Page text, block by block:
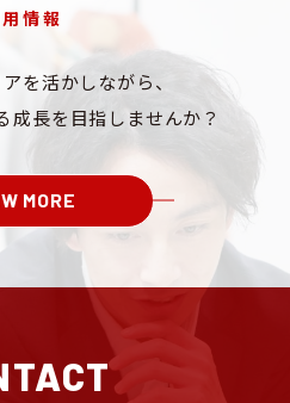
情報
を活かしながら、
成長を 目指しませんか？
MORE